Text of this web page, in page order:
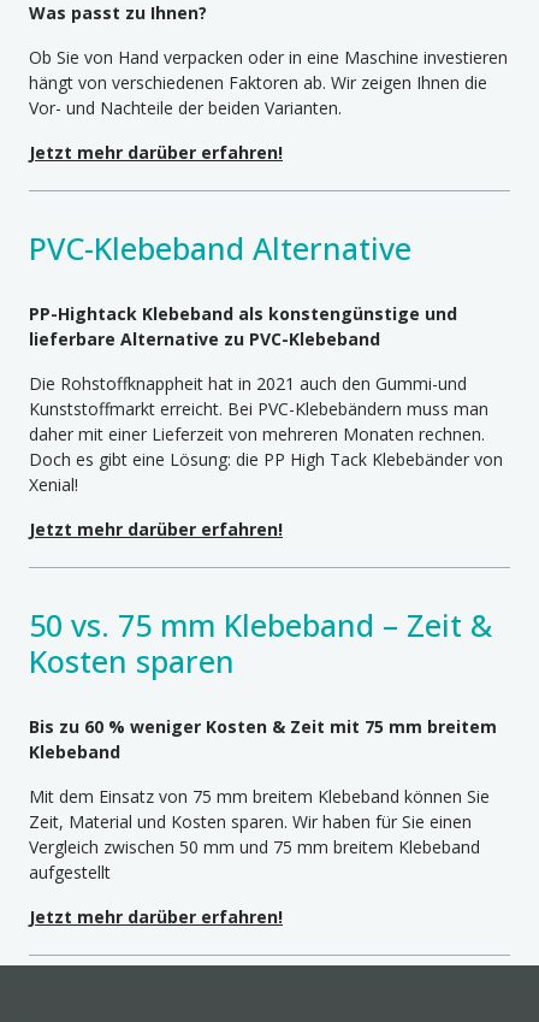
Was passt zu Ihnen?
Ob Sie von Hand verpacken oder in eine Maschine investieren
hängt von verschiedenen Faktoren ab. Wir zeigen Ihnen die
Vor- und Nachteile der beiden Varianten.
Jetzt mehr darüber erfahren!
PVC-Klebeband Alternative
PP-Hightack Klebeband als konstengünstige und
lieferbare Alternative zu PVC-Klebeband
Die Rohstoffknappheit hat in 2021 auch den Gummi-und
Kunststoffmarkt erreicht. Bei PVC-Klebebändern muss man
daher mit einer Lieferzeit von mehreren Monaten rechnen.
Doch es gibt eine Lösung: die PP High Tack Klebebänder von
Xenial!
Jetzt mehr darüber erfahren!
50 vs. 75 mm Klebeband – Zeit &
Kosten sparen
Bis zu 60 % weniger Kosten & Zeit mit 75 mm breitem
Klebeband
Mit dem Einsatz von 75 mm breitem Klebeband können Sie
Zeit, Material und Kosten sparen. Wir haben für Sie einen
Vergleich zwischen 50 mm und 75 mm breitem Klebeband
aufgestellt
Jetzt mehr darüber erfahren!